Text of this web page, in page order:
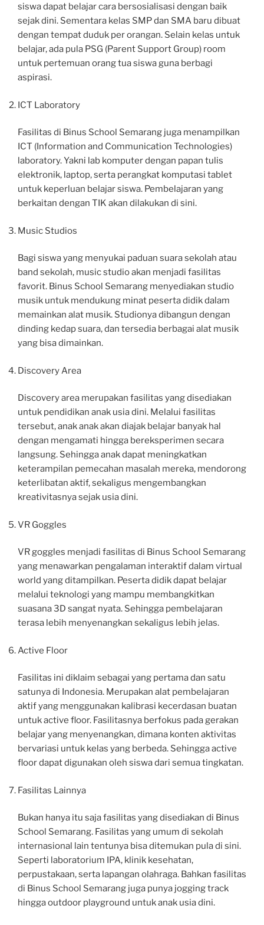
siswa dapat belajar cara bersosialisasi dengan baik
sejak dini. Sementara kelas SMP dan SMA baru dibuat
dengan tempat duduk per orangan. Selain kelas untuk
belajar, ada pula PSG (Parent Support Group) room
untuk pertemuan orang tua siswa guna berbagi
aspirasi.
ICT Laboratory
Fasilitas di Binus School Semarang juga menampilkan
ICT (Information and Communication Technologies)
laboratory. Yakni lab komputer dengan papan tulis
elektronik, laptop, serta perangkat komputasi tablet
untuk keperluan belajar siswa. Pembelajaran yang
berkaitan dengan TIK akan dilakukan di sini.
Music Studios
Bagi siswa yang menyukai paduan suara sekolah atau
band sekolah, music studio akan menjadi fasilitas
favorit. Binus School Semarang menyediakan studio
musik untuk mendukung minat peserta didik dalam
memainkan alat musik. Studionya dibangun dengan
dinding kedap suara, dan tersedia berbagai alat musik
yang bisa dimainkan.
Discovery Area
Discovery area merupakan fasilitas yang disediakan
untuk pendidikan anak usia dini. Melalui fasilitas
tersebut, anak anak akan diajak belajar banyak hal
dengan mengamati hingga bereksperimen secara
langsung. Sehingga anak dapat meningkatkan
keterampilan pemecahan masalah mereka, mendorong
keterlibatan aktif, sekaligus mengembangkan
kreativitasnya sejak usia dini.
VR Goggles
VR goggles menjadi fasilitas di Binus School Semarang
yang menawarkan pengalaman interaktif dalam virtual
world yang ditampilkan. Peserta didik dapat belajar
melalui teknologi yang mampu membangkitkan
suasana 3D sangat nyata. Sehingga pembelajaran
terasa lebih menyenangkan sekaligus lebih jelas.
Active Floor
Fasilitas ini diklaim sebagai yang pertama dan satu
satunya di Indonesia. Merupakan alat pembelajaran
aktif yang menggunakan kalibrasi kecerdasan buatan
untuk active floor. Fasilitasnya berfokus pada gerakan
belajar yang menyenangkan, dimana konten aktivitas
bervariasi untuk kelas yang berbeda. Sehingga active
floor dapat digunakan oleh siswa dari semua tingkatan.
Fasilitas Lainnya
Bukan hanya itu saja fasilitas yang disediakan di Binus
School Semarang. Fasilitas yang umum di sekolah
internasional lain tentunya bisa ditemukan pula di sini.
Seperti laboratorium IPA, klinik kesehatan,
perpustakaan, serta lapangan olahraga. Bahkan fasilitas
di Binus School Semarang juga punya jogging track
hingga outdoor playground untuk anak usia dini.